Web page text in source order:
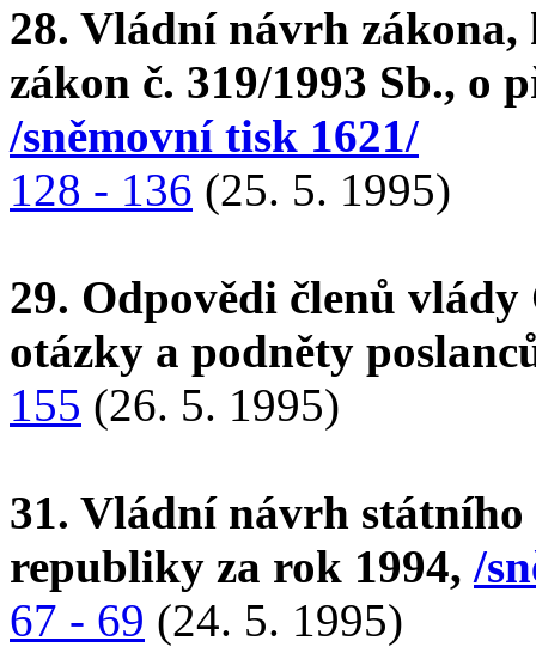
28. Vládní návrh
zákon č. 319/1993 Sb., o
/sněmovní tisk 1621/
128 - 136 (25. 5. 1995)
29. Odpovědi členů
otázky a podněty
155 (26. 5. 1995)
31. Vládní návrh státního
republiky za rok 1994, /
67 - 69 (24. 5. 1995)